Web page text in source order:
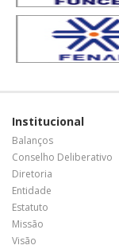
Institucional
Balanços
Conselho Deliberativo
Diretoria
Entidade
Estatuto
Missão
Visão